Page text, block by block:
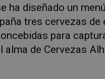
ha diseñado un
tres cervezas de
para
alma de Cervezas